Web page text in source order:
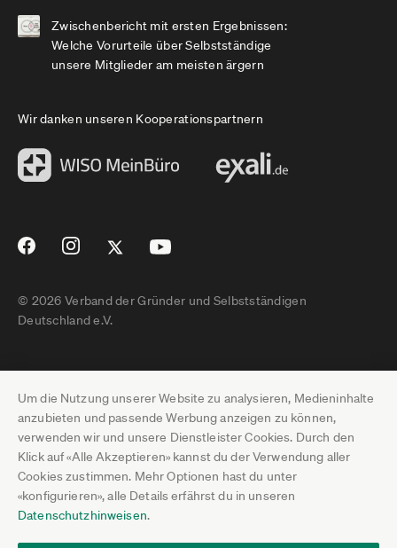
Um die Nutzung unserer Website zu analysieren, Medieninhalte
anzubieten und passende Werbung anzeigen zu können,
verwenden wir und unsere Dienstleister Cookies. Durch den
Klick auf «Alle Akzeptieren» kannst du der Verwendung aller
Cookies zustimmen. Mehr Optionen hast du unter
«konfigurieren», alle Details erfährst du in unseren
Datenschutzhinweisen.
Zwischenbericht mit ersten Ergebnissen:
Welche Vorurteile über Selbstständige
unsere Mitglieder am meisten ärgern
Wir danken unseren Kooperationspartnern
© 2026 Verband der Gründer und Selbstständigen
Deutschland e.V.
Impressum
Datenschutz
Pressebereich
Jobs